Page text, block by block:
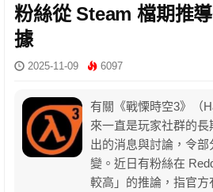
粉絲從 Steam 檔期推
據
2025-11-09 6097
有關《戰慄時空3》（
來一直是玩家社群的
出的消息與討論，令
變。近日有粉絲在
較高」的推論，指官